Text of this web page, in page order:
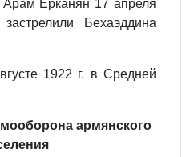
Ерканян 17 апреля
Бехаэддина
1922 г. в Средней
армянского